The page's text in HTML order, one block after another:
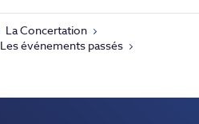
La Concertation
Les événements passés